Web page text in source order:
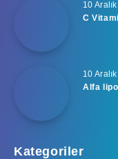
10
C
10
Alfa
Kategoriler